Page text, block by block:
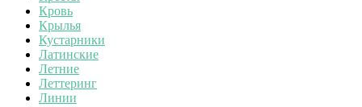
Кровь
Крылья
Кустарники
Латинские
Летние
Леттеринг
Линии